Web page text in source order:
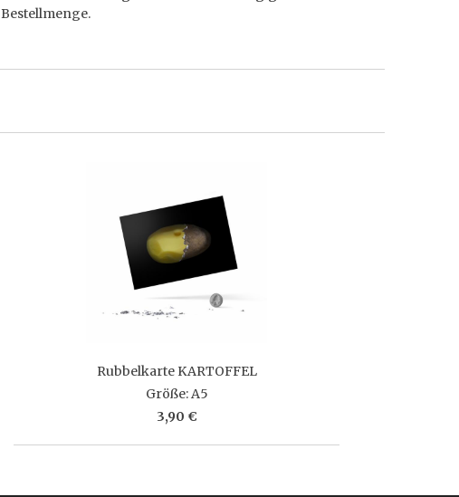
Bestellmenge.
Rubbelkarte KARTOFFEL
Größe: A5
3,90 €